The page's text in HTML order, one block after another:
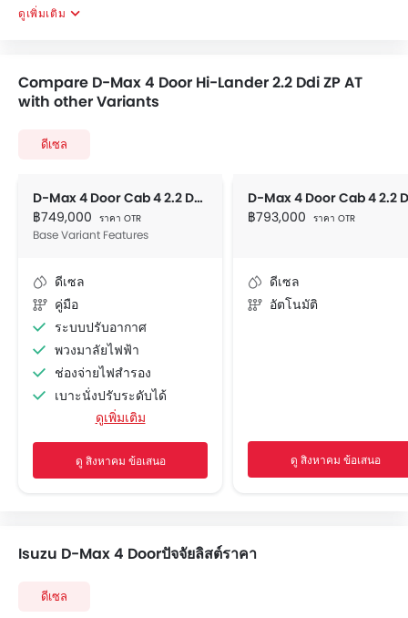
ดูเพิ่มเติม
Compare D-Max 4 Door Hi-Lander 2.2 Ddi ZP AT
with other Variants
ดีเซล
D-Max 4 Door Cab 4 2.2 Ddi S MT
฿749,000 ราคา OTR
Base Variant Features
ดีเซล
คู่มือ
ระบบปรับอากาศ
พวงมาลัยไฟฟ้า
ช่องจ่ายไฟสำรอง
เบาะนั่งปรับระดับได้
ระบบเครื่องเสียงวิทยุ FM/AM
ลำโพงด้านหน้า
ลำโพงด้านหลัง
ที่วางแก้วน้ำด้านหน้า
ระบบป้องกันล้อล็อก
ดูเพิ่มเติม
ดู สิงหาคม ข้อเสนอ
฿793,000 ราคา OTR
ดีเซล
อัตโนมัติ
ดู สิงหาคม ข้อเสนอ
Isuzu D-Max 4 Doorปัจจัยลิสต์ราคา
ดีเซล